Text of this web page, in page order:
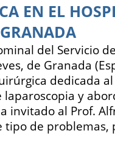
EN EL
del Servicio
de Granada
dedicada
y
invitado al Prof.
tipo de